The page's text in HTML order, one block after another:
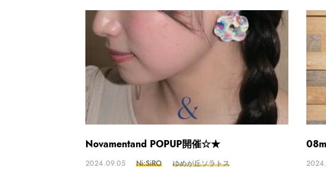
Novamentand POPUP開催 ☆★
2024.09.05 Ni:SiRO ゆめが丘ソラトス